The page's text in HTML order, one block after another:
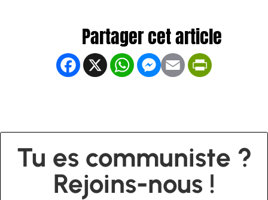
Facebook
X WhatsApp
Messenger
Email
Tu es communiste ?
Rejoins-nous !